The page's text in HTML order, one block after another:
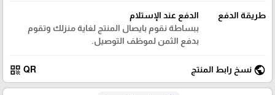
طريقة الدفع
الدفع عند الإستلام
ببساطة نقوم بايصال المنتج لغاية منزلك وتقوم
بدفع الثمن لموظف التوصيل.
public نسخ رابط المنتج QR
qr_code